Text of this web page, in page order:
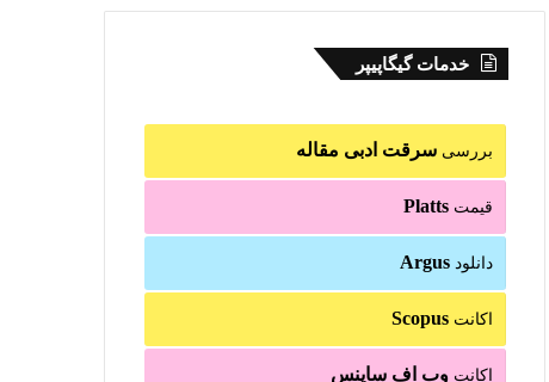
خدمات گیگاپیپر
بررسیسرقت ادبی مقاله
قیمتPlatts
دانلودArgus
اکانتScopus
اکانتوب اف ساینس